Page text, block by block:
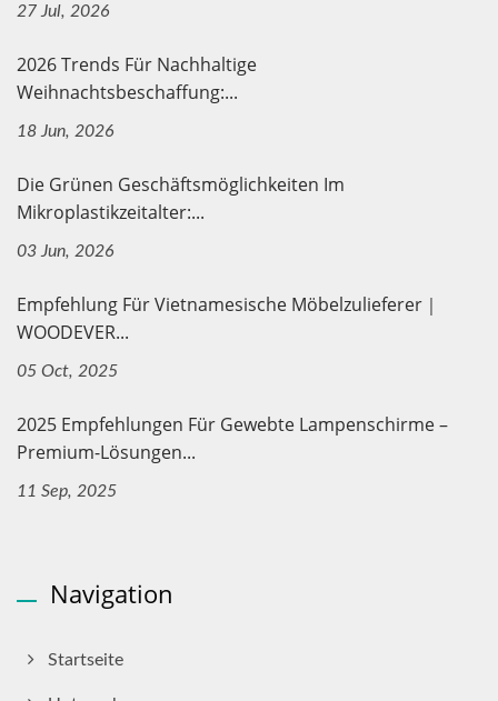
27 Jul, 2026
2026 Trends Für Nachhaltige
Weihnachtsbeschaffung:...
18 Jun, 2026
Die Grünen Geschäftsmöglichkeiten Im
Mikroplastikzeitalter:...
03 Jun, 2026
Empfehlung Für Vietnamesische Möbelzulieferer｜
WOODEVER...
05 Oct, 2025
2025 Empfehlungen Für Gewebte Lampenschirme –
Premium-Lösungen...
11 Sep, 2025
Navigation
Startseite